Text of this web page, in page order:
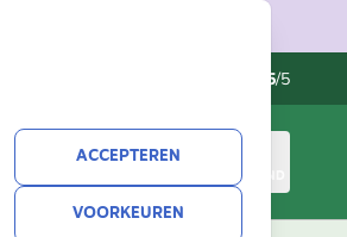
ACCEPTEREN
VOORKEUREN
4.5/5
WINKELMAND